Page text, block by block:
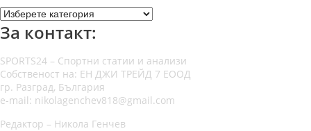
Категории
За контакт:
SPORTS24 – Спортни статии и анализи
Собственост на: ЕН ДЖИ ТРЕЙД 7 ЕООД
гр. Разград, България
e-mail: nikolagenchev818@gmail.com
Редактор – Никола Генчев